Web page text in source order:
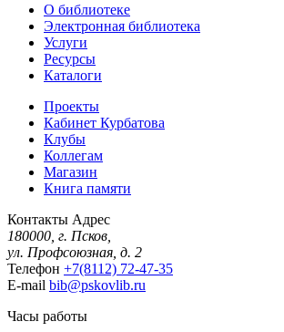
О библиотеке
Электронная библиотека
Услуги
Ресурсы
Каталоги
Проекты
Кабинет Курбатова
Клубы
Коллегам
Магазин
Книга памяти
Контакты Адрес
180000, г. Псков,
ул. Профсоюзная, д. 2
Телефон +7(8112) 72-47-35
E-mail bib@pskovlib.ru
Часы работы